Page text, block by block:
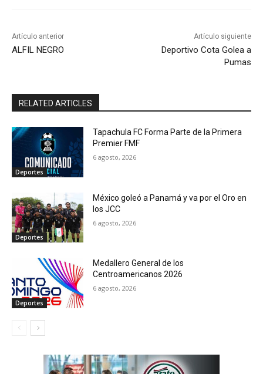
Artículo anterior
ALFIL NEGRO
Artículo siguiente
Deportivo Cota Golea a
Pumas
RELATED ARTICLES
Deportes
Tapachula FC Forma Parte de la Primera
Premier FMF
6 agosto, 2026
Deportes
México goleó a Panamá y va por el Oro en
los JCC
6 agosto, 2026
Deportes
Medallero General de los
Centroamericanos 2026
6 agosto, 2026